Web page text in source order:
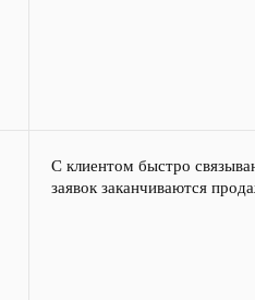
С клиентом быстро
заявок заканчиваются